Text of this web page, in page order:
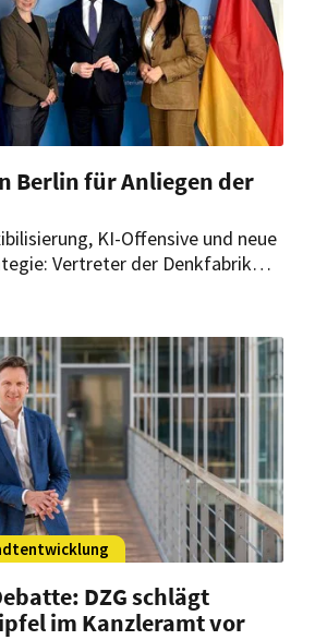
Berlin für Anliegen der
KI-Offensive und neue
Vertreter der Denkfabrik
sprachen sie mit
über wichtige Anliegen der
DZG schlägt
im Kanzleramt vor